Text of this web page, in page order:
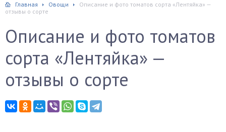
Главная Овощи
Описание и фото томатов сорта «Лентяйка» —
отзывы о сорте
Описание и фото томатов
сорта «Лентяйка» —
отзывы о сорте